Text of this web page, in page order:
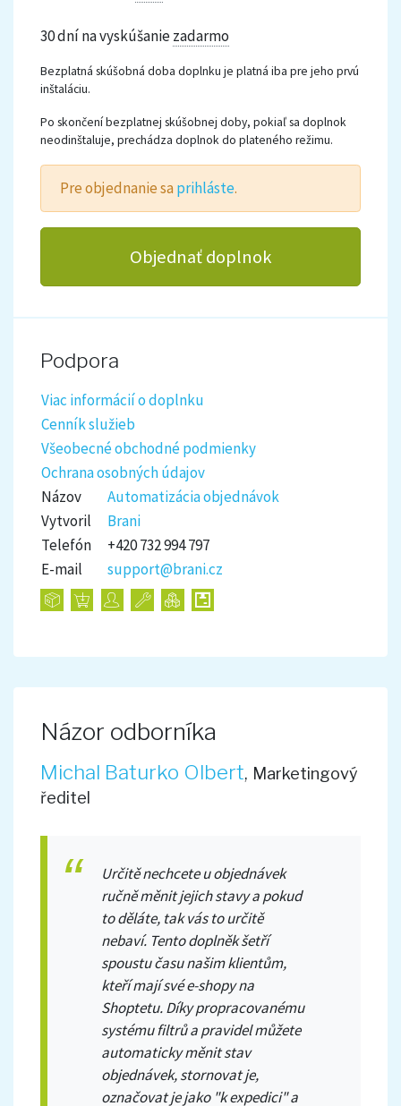
30 dní na vyskúšaniezadarmo
Bezplatná skúšobná doba doplnku je platná iba pre jeho prvú
inštaláciu.
Po skončení bezplatnej skúšobnej doby, pokiaľ sa doplnok
neodinštaluje, prechádza doplnok do plateného režimu.
Pre objednanie sa prihláste.
Objednať doplnok
Podpora
Viac informácií o doplnku
Cenník služieb
Všeobecné obchodné podmienky
Ochrana osobných údajov
Názov
Automatizácia objednávok
Vytvoril
Brani
Telefón
+420 732 994 797
E-mail
support@brani.cz
Názor odborníka
Michal Baturko Olbert, Marketingový
ředitel
Určitě nechcete u objednávek
ručně měnit jejich stavy a pokud
to děláte, tak vás to určitě
nebaví. Tento doplněk šetří
spoustu času našim klientům,
kteří mají své e-shopy na
Shoptetu. Díky propracovanému
systému filtrů a pravidel můžete
automaticky měnit stav
objednávek, stornovat je,
označovat je jako "k expedici" a